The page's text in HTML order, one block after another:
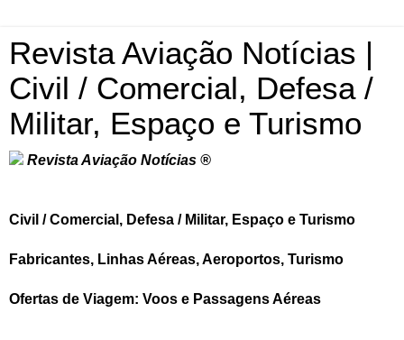
Revista Aviação Notícias |
Civil / Comercial, Defesa /
Militar, Espaço e Turismo
Revista Aviação Notícias ®
Civil / Comercial, Defesa / Militar, Espaço e Turismo
Fabricantes, Linhas Aéreas, Aeroportos, Turismo
Ofertas de Viagem: Voos e Passagens Aéreas